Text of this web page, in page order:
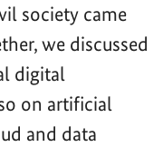
society came
we discussed
digital
on artificial
and data